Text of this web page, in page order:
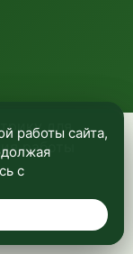
для
работы
работы сайта,
с